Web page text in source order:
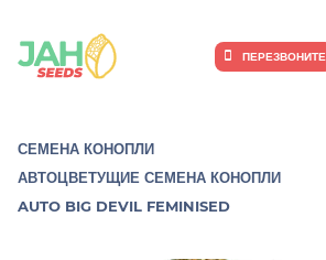
ПЕРЕЗВОНИТЕ
СЕМЕНА КОНОПЛИ
АВТОЦВЕТУЩИЕ СЕМЕНА КОНОПЛИ
AUTO BIG DEVIL FEMINISED